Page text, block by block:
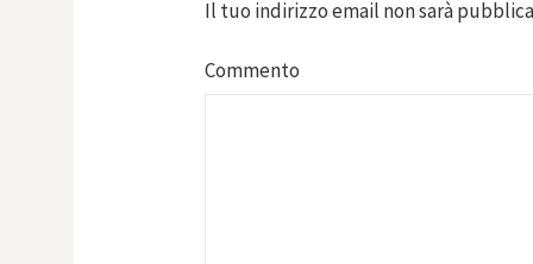
Il tuo indirizzo email non sarà
Commento